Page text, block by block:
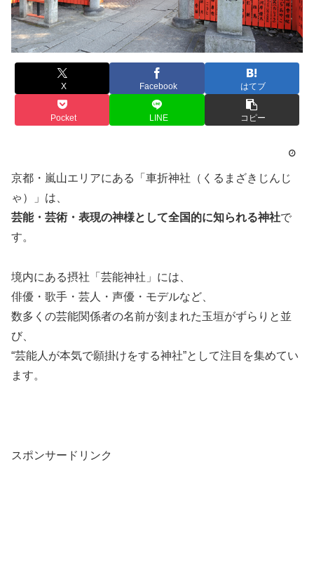
X Facebook はてブ
Pocket LINE コピー
京都・嵐山エリアにある「車折神社（くるまざきじんじ
ゃ）」は、
芸能・芸術・表現の神様として全国的に知られる神社で
す。
境内にある摂社「芸能神社」には、
俳優・歌手・芸人・声優・モデルなど、
数多くの芸能関係者の名前が刻まれた玉垣がずらりと並
び、
“芸能人が本気で願掛けをする神社”として注目を集めてい
ます。
スポンサードリンク